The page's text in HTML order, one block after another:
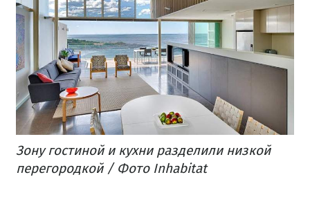
Зону гостиной и кухни разделили низкой
перегородкой / Фото Inhabitat